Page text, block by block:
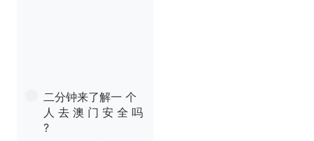
二分钟来了解一 个
人 去 澳 门 安 全 吗
?